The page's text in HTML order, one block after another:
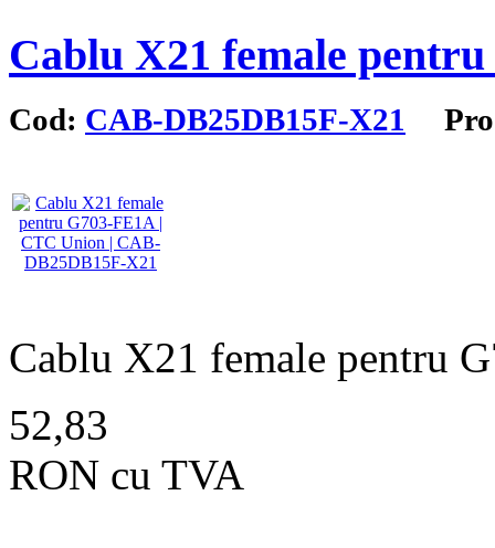
Cablu X21 female
Cod: CAB-DB25DB15F-X21
Cablu X21 female pentru
52,83
RON cu TVA